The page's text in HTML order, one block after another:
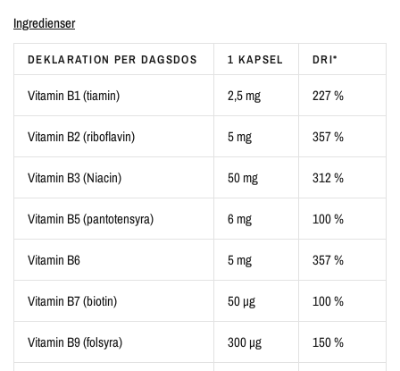
Ingredienser
DEKLARATION PER DAGSDOS 1 KAPSEL DRI*
Vitamin B1 (tiamin) 2,5 mg 227 %
Vitamin B2 (riboflavin) 5 mg 357 %
Vitamin B3 (Niacin) 50 mg 312 %
Vitamin B5 (pantotensyra) 6 mg 100 %
Vitamin B6 5 mg 357 %
Vitamin B7 (biotin) 50 µg 100 %
Vitamin B9 (folsyra) 300 µg 150 %